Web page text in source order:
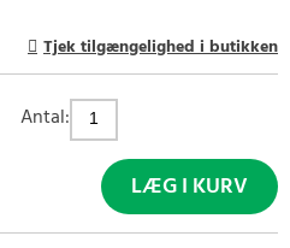
Tjek tilgængelighed i butikken
Antal:
LÆG I KURV